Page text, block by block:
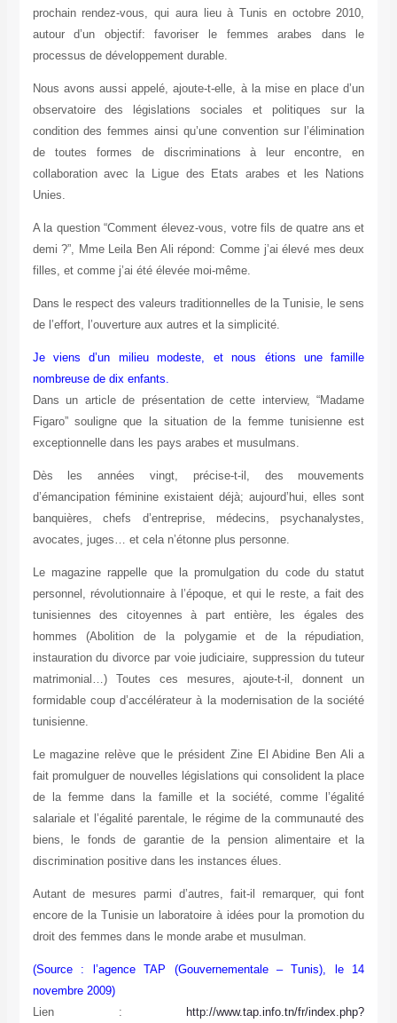
prochain rendez-vous, qui aura lieu à Tunis en octobre 2010,
autour d’un objectif: favoriser le femmes arabes dans le
processus de développement durable.
Nous avons aussi appelé, ajoute-t-elle, à la mise en place d’un
observatoire des législations sociales et politiques sur la
condition des femmes ainsi qu’une convention sur l’élimination
de toutes formes de discriminations à leur encontre, en
collaboration avec la Ligue des Etats arabes et les Nations
Unies.
A la question “Comment élevez-vous, votre fils de quatre ans et
demi ?”, Mme Leila Ben Ali répond: Comme j’ai élevé mes deux
filles, et comme j’ai été élevée moi-même.
Dans le respect des valeurs traditionnelles de la Tunisie, le sens
de l’effort, l’ouverture aux autres et la simplicité.
Je viens d’un milieu modeste, et nous étions une famille
nombreuse de dix enfants.
Dans un article de présentation de cette interview, “Madame
Figaro” souligne que la situation de la femme tunisienne est
exceptionnelle dans les pays arabes et musulmans.
Dès les années vingt, précise-t-il, des mouvements
d’émancipation féminine existaient déjà; aujourd’hui, elles sont
banquières, chefs d’entreprise, médecins, psychanalystes,
avocates, juges… et cela n’étonne plus personne.
Le magazine rappelle que la promulgation du code du statut
personnel, révolutionnaire à l’époque, et qui le reste, a fait des
tunisiennes des citoyennes à part entière, les égales des
hommes (Abolition de la polygamie et de la répudiation,
instauration du divorce par voie judiciaire, suppression du tuteur
matrimonial…) Toutes ces mesures, ajoute-t-il, donnent un
formidable coup d’accélérateur à la modernisation de la société
tunisienne.
Le magazine relève que le président Zine El Abidine Ben Ali a
fait promulguer de nouvelles législations qui consolident la place
de la femme dans la famille et la société, comme l’égalité
salariale et l’égalité parentale, le régime de la communauté des
biens, le fonds de garantie de la pension alimentaire et la
discrimination positive dans les instances élues.
Autant de mesures parmi d’autres, fait-il remarquer, qui font
encore de la Tunisie un laboratoire à idées pour la promotion du
droit des femmes dans le monde arabe et musulman.
(Source : l’agence TAP (Gouvernementale – Tunis), le 14
novembre 2009)
Lien :
http://www.tap.info.tn/fr/index.php?